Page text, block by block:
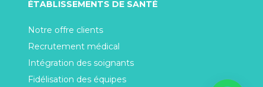
ÉTABLISSEMENTS DE SANTÉ
Notre offre clients
Recrutement médical
Intégration des soignants
Fidélisation des équipes